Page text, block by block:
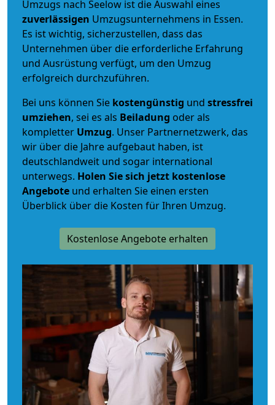
Umzugs nach Seelow ist die Auswahl eines
zuverlässigen Umzugsunternehmens in Essen.
Es ist wichtig, sicherzustellen, dass das
Unternehmen über die erforderliche Erfahrung
und Ausrüstung verfügt, um den Umzug
erfolgreich durchzuführen.
Bei uns können Sie kostengünstig und stressfrei
umziehen, sei es als Beiladung oder als
kompletter Umzug. Unser Partnernetzwerk, das
wir über die Jahre aufgebaut haben, ist
deutschlandweit und sogar international
unterwegs. Holen Sie sich jetzt kostenlose
Angebote und erhalten Sie einen ersten
Überblick über die Kosten für Ihren Umzug.
Kostenlose Angebote erhalten